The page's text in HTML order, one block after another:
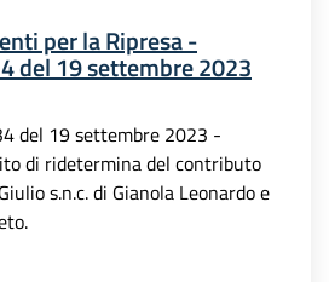
per la Ripresa -
del 19 settembre 2023
del 19 settembre 2023 -
di ridetermina del contributo
s.n.c. di Gianola Leonardo e